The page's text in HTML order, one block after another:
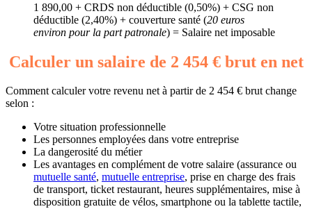
1 890,00 + CRDS non déductible (0,50%) + CSG non
déductible (2,40%) + couverture santé (20 euros
environ pour la part patronale) = Salaire net imposable
Calculer un salaire de 2 454 € brut en net
Comment calculer votre revenu net à partir de 2 454 € brut change
selon :
Votre situation professionnelle
Les personnes employées dans votre entreprise
La dangerosité du métier
Les avantages en complément de votre salaire (assurance ou
mutuelle santé, mutuelle entreprise, prise en charge des frais
de transport, ticket restaurant, heures supplémentaires, mise à
disposition gratuite de vélos, smartphone ou la tablette tactile,